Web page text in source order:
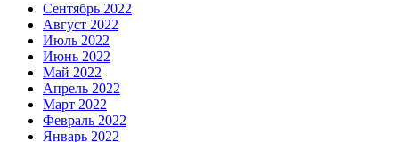
Сентябрь 2022
Август 2022
Июль 2022
Июнь 2022
Май 2022
Апрель 2022
Март 2022
Февраль 2022
Январь 2022